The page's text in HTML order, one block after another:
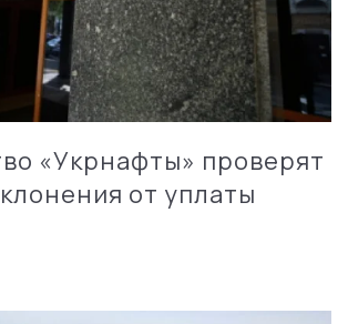
«Укрнафты» проверят
от уплаты